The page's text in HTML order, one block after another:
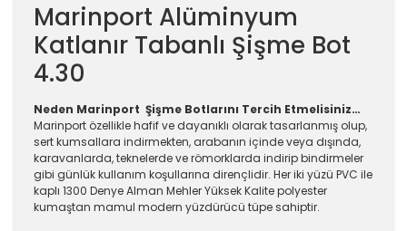
Marinport Alüminyum
Katlanır Tabanlı Şişme Bot
4.30
Neden Marinport Şişme Botlarını Tercih Etmelisiniz…
Marinport özellikle hafif ve dayanıklı olarak tasarlanmış olup,
sert kumsallara indirmekten, arabanın içinde veya dışında,
karavanlarda, teknelerde ve römorklarda indirip bindirmeler
gibi günlük kullanım koşullarına dirençlidir. Her iki yüzü PVC ile
kaplı 1300 Denye Alman Mehler Yüksek Kalite polyester
kumaştan mamul modern yüzdürücü tüpe sahiptir.